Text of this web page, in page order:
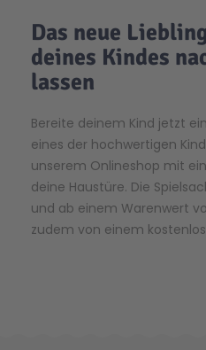
Das neue
deines Kindes
lassen
Bereite deinem Kind jetzt
eines der hochwertigen
unserem Onlineshop mit
deine Haustüre. Die
und ab einem Warenwert
zudem von einem